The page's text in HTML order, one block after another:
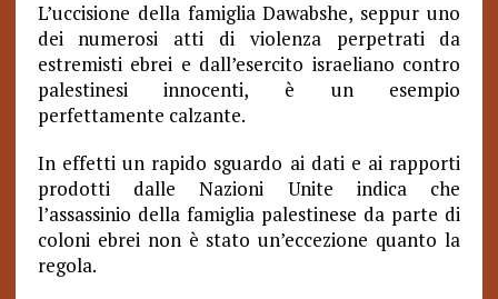
L’uccisione della famiglia Dawabshe, seppur uno
dei numerosi atti di violenza perpetrati da
estremisti ebrei e dall’esercito israeliano contro
palestinesi innocenti, è un esempio
perfettamente calzante.
In effetti un rapido sguardo ai dati e ai rapporti
prodotti dalle Nazioni Unite indica che
l’assassinio della famiglia palestinese da parte di
coloni ebrei non è stato un’eccezione quanto la
regola.